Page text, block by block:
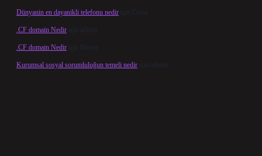
Dünyanin en dayanikli telefonu nedir için Cesur
.CF domain Nedir için admin
.CF domain Nedir için Merve
Kurumsal sosyal sorumluluğun temeli nedir için admin